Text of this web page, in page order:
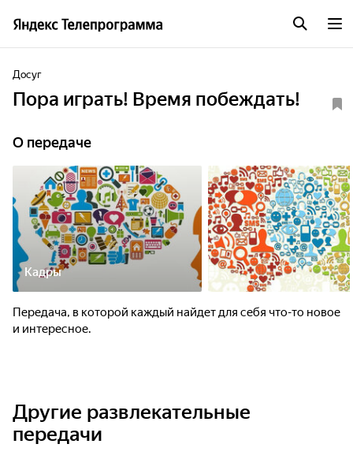
Досуг
Пора играть! Время побеждать!
О передаче
Кадры
Передача, в которой каждый найдет для себя что-то новое
и интересное.
Другие развлекательные
передачи